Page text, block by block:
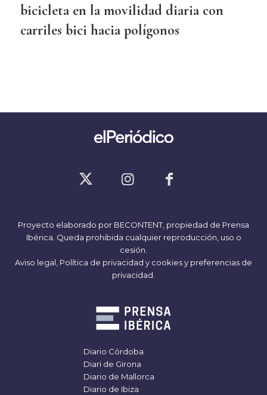
bicicleta en la movilidad diaria con
carriles bici hacia polígonos
Proyecto elaborado por BECONTENT, propiedad de Prensa
Ibérica. Queda prohibida cualquier reproducción, uso o
cesión.
Aviso legal, Política de privacidad y cookiesy preferencias de
privacidad
Diario Córdoba
Diari de Girona
Diario de Mallorca
Diario de Ibiza